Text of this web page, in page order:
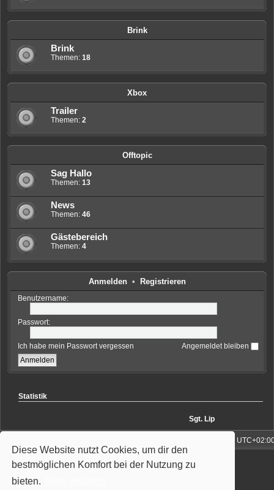
Diese Website nutzt Cookies, um dir den
bestmöglichen Komfort bei der Nutzung zu
bieten.
Brink
Brink
Themen: 18
Xbox
Trailer
Themen: 2
Offtopic
Sag Hallo
Themen: 13
News
Themen: 46
Gästebereich
Themen: 4
Anmelden• Registrieren
Benutzername:
Passwort:
Ich habe mein Passwort vergessen Angemeldet bleiben
Statistik
• Unser neuestes Mitglied:Sgt. Lip
® Forum Software © phpBB Limited
Deutsche Übersetzung durchphpBB.de
Style: Wiuma | based on Carbon by Joyce&Luna
phpBB-Style-Design